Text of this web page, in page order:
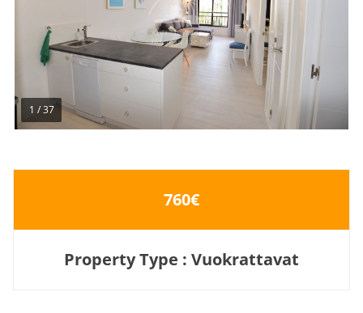
1 /37
760€
Property Type : Vuokrattavat